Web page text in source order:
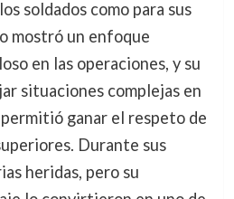
soldados como para sus
mostró un enfoque
en las operaciones, y su
situaciones complejas en
ganar el respeto de
Durante sus
heridas, pero su